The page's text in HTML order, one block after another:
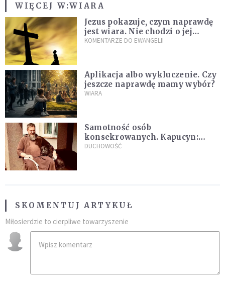
WIĘCEJ W:WIARA
Jezus pokazuje, czym naprawdę
jest wiara. Nie chodzi o jej
wielkość
KOMENTARZE DO EWANGELII
Aplikacja albo wykluczenie. Czy
jeszcze naprawdę mamy wybór?
WIARA
Samotność osób
konsekrowanych. Kapucyn:
Życie w pojedynkę rzadko jest
DUCHOWOŚĆ
SKOMENTUJ ARTYKUŁ
Miłosierdzie to cierpliwe towarzyszenie